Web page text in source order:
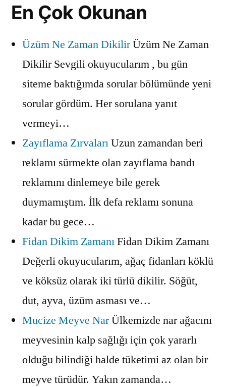
En Çok Okunan
Üzüm Ne Zaman DikilirÜzüm Ne Zaman
Dikilir Sevgili okuyucularım , bu gün
siteme baktığımda sorular bölümünde yeni
sorular gördüm. Her sorulana yanıt
vermeyi…
Zayıflama ZırvalarıUzun zamandan beri
reklamı sürmekte olan zayıflama bandı
reklamını dinlemeye bile gerek
duymamıştım. İlk defa reklamı sonuna
kadar bu gece…
Fidan Dikim ZamanıFidan Dikim Zamanı
Değerli okuyucularım, ağaç fidanları köklü
ve köksüz olarak iki türlü dikilir. Söğüt,
dut, ayva, üzüm asması ve…
Mucize Meyve NarÜlkemizde nar ağacını
meyvesinin kalp sağlığı için çok yararlı
olduğu bilindiği halde tüketimi az olan bir
meyve türüdür. Yakın zamanda…